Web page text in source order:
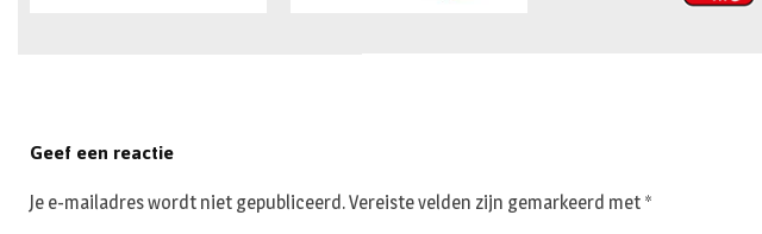
Geef een reactie
Je e-mailadres wordt niet gepubliceerd.Vereiste velden zijn gemarkeerd met *